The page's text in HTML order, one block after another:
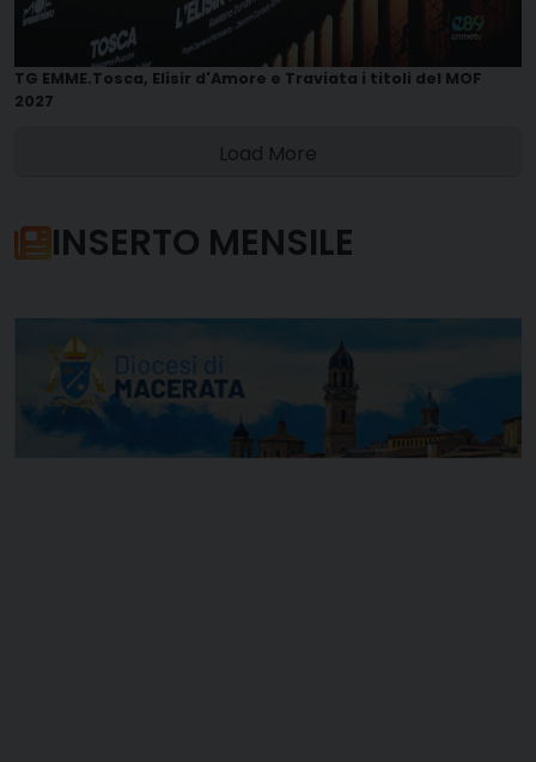
TG EMME.Tosca, Elisir d'Amore e Traviata i titoli del MOF
2027
Load More
INSERTO MENSILE